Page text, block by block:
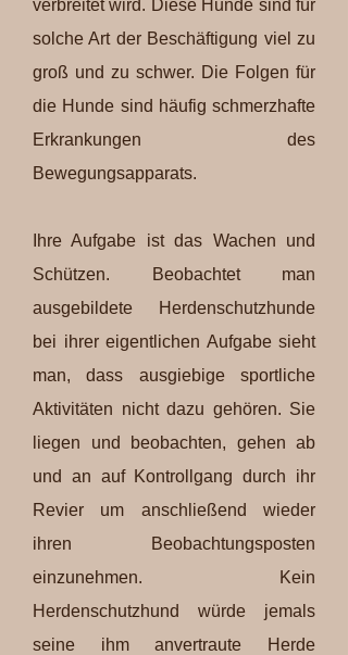
verbreitet wird. Diese Hunde sind für
solche Art der Beschäftigung viel zu
groß und zu schwer. Die Folgen für
die Hunde sind häufig schmerzhafte
Erkrankungen des
Bewegungsapparats.
Ihre Aufgabe ist das Wachen und
Schützen. Beobachtet man
ausgebildete Herdenschutzhunde
bei ihrer eigentlichen Aufgabe sieht
man, dass ausgiebige sportliche
Aktivitäten nicht dazu gehören. Sie
liegen und beobachten, gehen ab
und an auf Kontrollgang durch ihr
Revier um anschließend wieder
ihren Beobachtungsposten
einzunehmen. Kein
Herdenschutzhund würde jemals
seine ihm anvertraute Herde